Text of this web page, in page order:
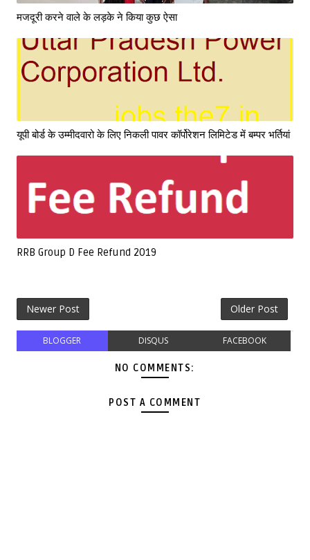
मजदूरी करने वाले के लड़के ने किया कुछ ऐसा
यूपी बोर्ड के उम्मीदवारो के लिए निकली पावर कॉर्पोरेशन लिमिटेड में बम्पर भर्तियां
RRB Group D Fee Refund 2019
Newer Post Older Post
BLOGGER DISQUS FACEBOOK
NO COMMENTS:
POST A COMMENT